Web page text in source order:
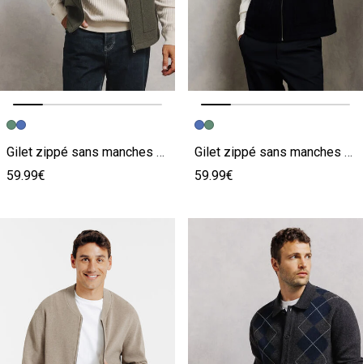
Image précédente
Image suivante
Gilet zippé sans manches 100% laine
59.99€
Image précédente
Image suivante
Gilet zippé sans manches 100% laine
59.99€